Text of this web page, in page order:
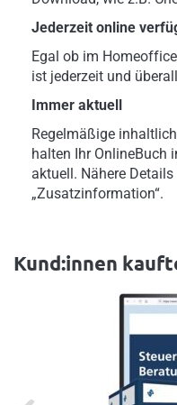
Jederzeit online
Egal ob im
ist jederzeit und
Immer aktuell
Regelmäßige
halten Ihr OnlineBuch
aktuell. Nähere
„Zusatzinformation“.
Kund:innen
Previous